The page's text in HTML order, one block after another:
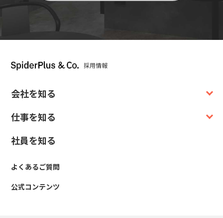
採用情報
会社を知る
仕事を知る
社員を知る
よくあるご質問
公式コンテンツ